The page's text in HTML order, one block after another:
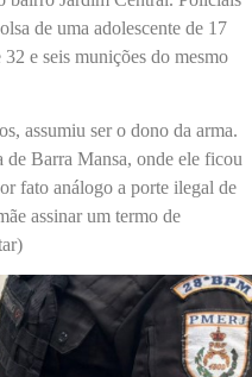
de uma adolescente de 17
e seis munições do mesmo
assumiu ser o dono da arma.
Barra Mansa, onde ele ficou
fato análogo a porte ilegal de
assinar um termo de